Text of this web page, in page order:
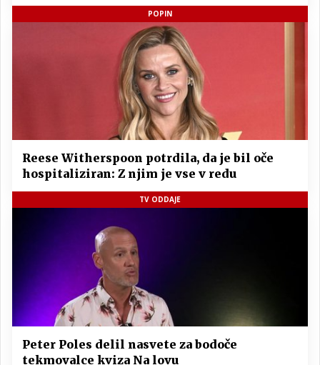
POPIN
Reese Witherspoon potrdila, da je bil oče
hospitaliziran: Z njim je vse v redu
TV ODDAJE
Peter Poles delil nasvete za bodoče
tekmovalce kviza Na lovu